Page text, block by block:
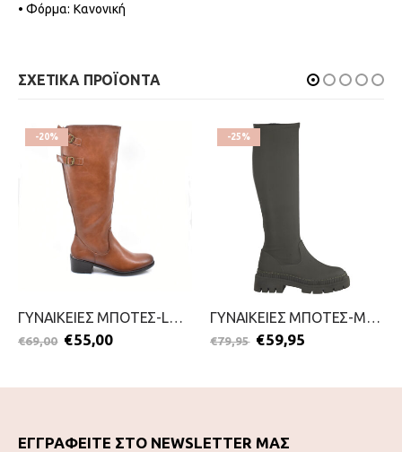
• Φόρμα: Κανονική
ΣΧΕΤΙΚΑ ΠΡΟΪΟΝΤΑ
-20%
ΓΥΝΑΙΚΕΙΕΣ ΜΠΟΤΕΣ-LA COQUETTE-2311-0120-ΚΑΦΕ
€69,00 €55,00
-25%
ΓΥΝΑΙΚΕΙΕΣ ΜΠΟΤΕΣ-MARCO TOZZI-2311-0078-ΛΑΔΙ
€79,95 €59,95
ΕΓΓΡΑΦΕΙΤΕ ΣΤΟ NEWSLETTER ΜΑΣ